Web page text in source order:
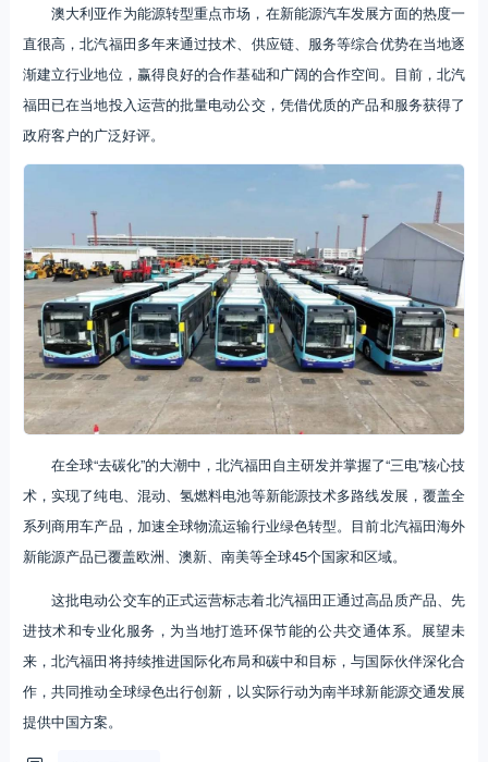
澳大利亚作为能源转型重点市场，在新能源汽车发展方面的热度一
直很高，北汽福田多年来通过技术、供应链、服务等综合优势在当地逐
渐建立行业地位，赢得良好的合作基础和广阔的合作空间。目前，北汽
福田已在当地投入运营的批量电动公交，凭借优质的产品和服务获得了
政府客户的广泛好评。
在全球“去碳化”的大潮中，北汽福田自主研发并掌握了“三电”核心技
术，实现了纯电、混动、氢燃料电池等新能源技术多路线发展，覆盖全
系列商用车产品，加速全球物流运输行业绿色转型。目前北汽福田海外
新能源产品已覆盖欧洲、澳新、南美等全球45个国家和区域。
这批电动公交车的正式运营标志着北汽福田正通过高品质产品、先
进技术和专业化服务，为当地打造环保节能的公共交通体系。展望未
来，北汽福田将持续推进国际化布局和碳中和目标，与国际伙伴深化合
作，共同推动全球绿色出行创新，以实际行动为南半球新能源交通发展
提供中国方案。